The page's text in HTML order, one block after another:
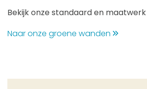
Bekijk onze standaard en
Naar onze groene wanden